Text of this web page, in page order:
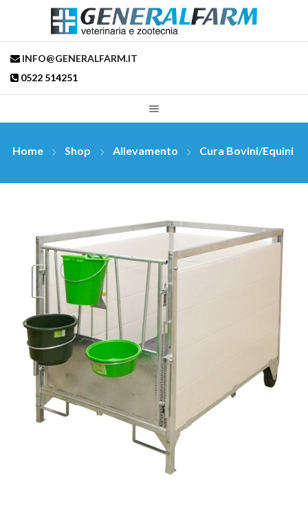
INFO@GENERALFARM.IT
0522 514251
Home Shop Allevamento Cura Bovini/Equini